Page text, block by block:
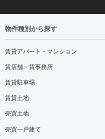
物件種別から探す
賃貸アパート・マンション
賃店舗・賃事務所
賃貸駐車場
賃貸土地
売買土地
売買一戸建て